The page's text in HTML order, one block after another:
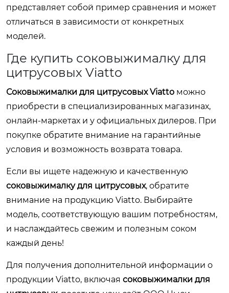
представляет собой пример сравнения и может
отличаться в зависимости от конкретных
моделей.
Где купить соковыжималку для
цитрусовых Viatto
Соковыжималки для цитрусовых Viatto можно
приобрести в специализированных магазинах,
онлайн-маркетах и у официальных дилеров. При
покупке обратите внимание на гарантийные
условия и возможность возврата товара.
Если вы ищете надежную и качественную
соковыжималку для цитрусовых, обратите
внимание на продукцию Viatto. Выбирайте
модель, соответствующую вашим потребностям,
и наслаждайтесь свежим и полезным соком
каждый день!
Для получения дополнительной информации о
продукции Viatto, включая соковыжималки для